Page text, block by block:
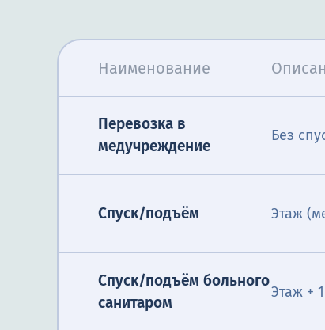
Наименование
Перевозка в
медучреждение
Без
Спуск/подъём Этаж
Спуск/подъём больного
санитаром
Этаж +